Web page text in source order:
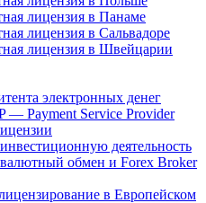
лицензия в Панаме
лицензия в Сальвадоре
лицензия в Швейцарии
электронных денег
— Payment Service Provider
деятельность
обмен и Forex Broker
в Европейском